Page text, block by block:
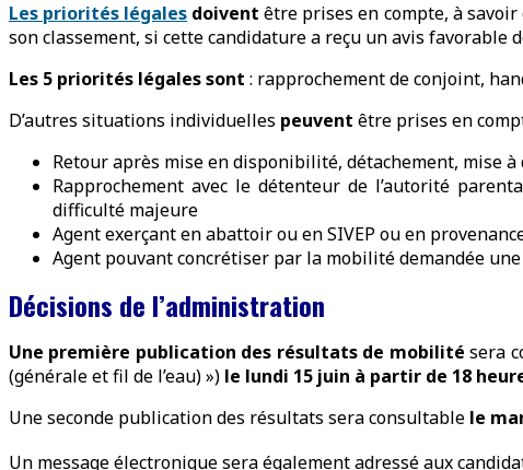
Les priorités légales doiventêtre prises en compte, à
son classement, si cette candidature a reçu un avis favorable
Les 5 priorités légales sont : rapprochement de conjoint,
D’autres situations individuelles peuvent être prises en
Retour après mise en disponibilité, détachement, mise
Rapprochement avec le détenteur de l’autorité
difficulté majeure
Agent exerçant en abattoir ou en SIVEP ou en
Agent pouvant concrétiser par la mobilité demandée
Décisions de l’administration
Une première publication des résultats de mobilité sera
(générale et fil de l’eau) ») le lundi 15 juin à partir de 18
Une seconde publication des résultats sera consultable le
Un message électronique sera également adressé aux